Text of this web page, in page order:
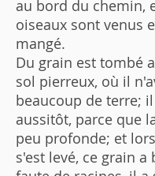
au bord du chemin,
oiseaux sont venus
mangé.
Du grain est tombé
sol pierreux, où il
beaucoup de terre;
aussitôt, parce que
peu profonde; et
s'est levé, ce grain a